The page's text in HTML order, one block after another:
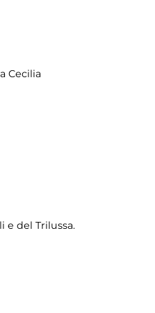
Cecilia
e del Trilussa.